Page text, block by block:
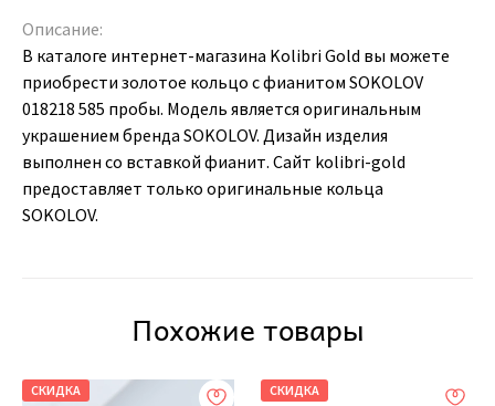
Описание:
В каталоге интернет-магазина Kolibri Gold вы можете
приобрести золотое кольцо с фианитом SOKOLOV
018218 585 пробы. Модель является оригинальным
украшением бренда SOKOLOV. Дизайн изделия
выполнен со вставкой фианит. Сайт kolibri-gold
предоставляет только оригинальные кольца
SOKOLOV.
Похожие товары
СКИДКА СКИДКА